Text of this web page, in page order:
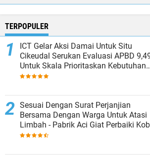
TERPOPULER
ICT Gelar Aksi Damai Untuk Situ
Cikeudal Serukan Evaluasi APBD 9,49 M
Untuk Skala Prioritaskan Kebutuhan
Dasar Masyarakat Belum Saat nya
Sesuai Dengan Surat Perjanjian
Bersama Dengan Warga Untuk Atasi
Limbah - Pabrik Aci Giat Perbaiki
Penampungan Air